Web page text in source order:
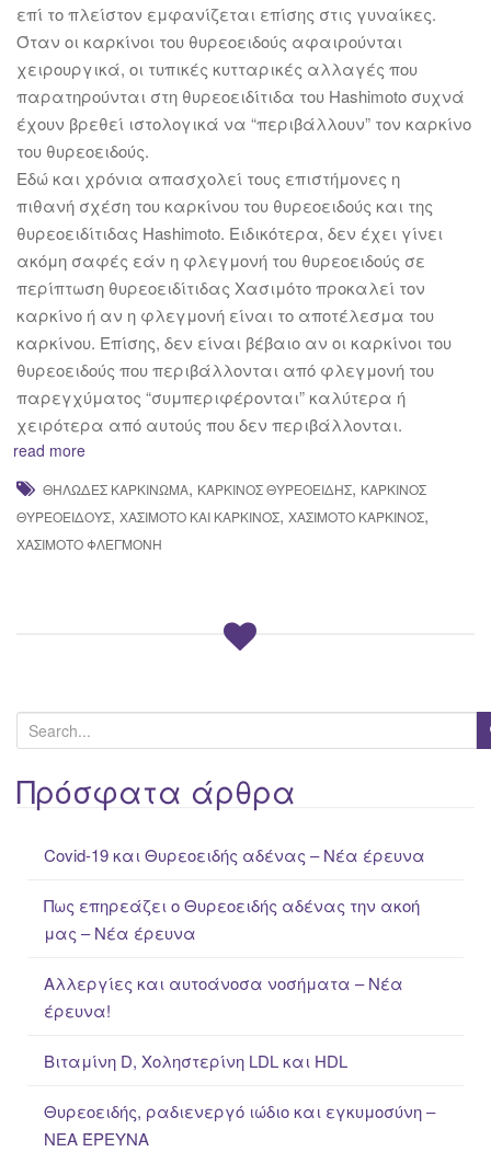
επί το πλείστον εμφανίζεται επίσης στις γυναίκες.
Όταν οι καρκίνοι του θυρεοειδούς αφαιρούνται
χειρουργικά, οι τυπικές κυτταρικές αλλαγές που
παρατηρούνται στη θυρεοειδίτιδα του Hashimoto συχνά
έχουν βρεθεί ιστολογικά να “περιβάλλουν” τον καρκίνο
του θυρεοειδούς.
Εδώ και χρόνια απασχολεί τους επιστήμονες η
πιθανή σχέση του καρκίνου του θυρεοειδούς και της
θυρεοειδίτιδας Hashimoto. Ειδικότερα, δεν έχει γίνει
ακόμη σαφές εάν η φλεγμονή του θυρεοειδούς σε
περίπτωση θυρεοειδίτιδας Χασιμότο προκαλεί τον
καρκίνο ή αν η φλεγμονή είναι το αποτέλεσμα του
καρκίνου. Επίσης, δεν είναι βέβαιο αν οι καρκίνοι του
θυρεοειδούς που περιβάλλονται από φλεγμονή του
παρεγχύματος “συμπεριφέρονται” καλύτερα ή
χειρότερα από αυτούς που δεν περιβάλλονται.
read more
ΘΗΛΏΔΕΣ ΚΑΡΚΊΝΩΜΑ, ΚΑΡΚΊΝΟΣ ΘΥΡΕΟΕΙΔΉΣ, ΚΑΡΚΊΝΟΣ
ΘΥΡΕΟΕΙΔΟΎΣ, ΧΑΣΙΜΌΤΟ ΚΑΙ ΚΑΡΚΊΝΟΣ, ΧΑΣΙΜΟΤΟ ΚΑΡΚΙΝΟΣ,
ΧΑΣΙΜΌΤΟ ΦΛΕΓΜΟΝΉ
e
a
rΠρόσφατα άρθρα
Covid-19 και Θυρεοειδής αδένας – Νέα έρευνα
Πως επηρεάζει ο Θυρεοειδής αδένας την ακοή
μας – Νέα έρευνα
Αλλεργίες και αυτοάνοσα νοσήματα – Νέα
έρευνα!
Βιταμίνη D, Χοληστερίνη LDL και HDL
Θυρεοειδής, ραδιενεργό ιώδιο και εγκυμοσύνη –
ΝΕΑ ΈΡΕΥΝΑ